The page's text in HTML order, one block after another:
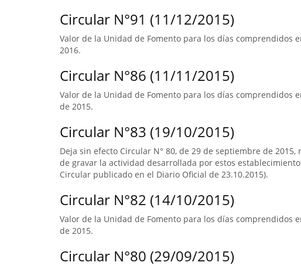
Circular N°91 (11/12/2015)
Valor de la Unidad de Fomento para los días comprendidos
2016.
Circular N°86 (11/11/2015)
Valor de la Unidad de Fomento para los días comprendidos
de 2015.
Circular N°83 (19/10/2015)
Deja sin efecto Circular N° 80, de 29 de septiembre de
de gravar la actividad desarrollada por estos
Circular publicado en el Diario Oficial de 23.10.2015).
Circular N°82 (14/10/2015)
Valor de la Unidad de Fomento para los días comprendidos
de 2015.
Circular N°80 (29/09/2015)